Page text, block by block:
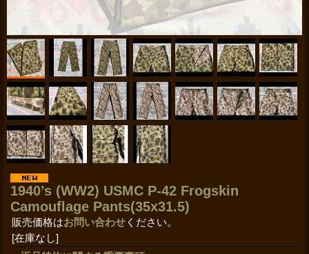
1940’s (WW2) USMC P-42 Frogskin
Camouflage Pants(35x31.5)
販売価格はお問い合わせ ください。
[在庫なし]